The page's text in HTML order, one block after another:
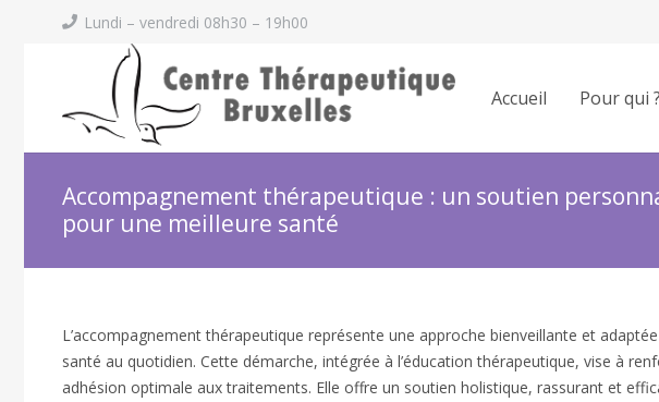
Lundi – vendredi 08h30 – 19h00
Accueil Pour qui ?
Accompagnement thérapeutique : un soutien
pour une meilleure santé
L’accompagnement thérapeutique représente une approche bienveillante et
santé au quotidien. Cette démarche, intégrée à l’éducation thérapeutique, vise à
adhésion optimale aux traitements. Elle offre un soutien holistique, rassurant et